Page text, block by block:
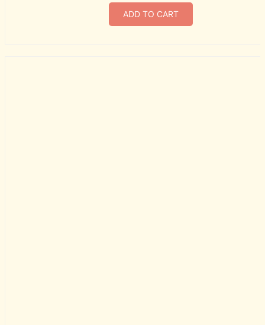
ADD TO CART